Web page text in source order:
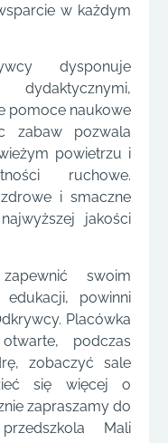
w każdym
dysponuje
pomoce naukowe
zabaw pozwala
powietrzu i
ruchowe.
i smaczne
jakości
swoim
powinni
Placówka
podczas
zobaczyć sale
się więcej o
zapraszamy do
Mali